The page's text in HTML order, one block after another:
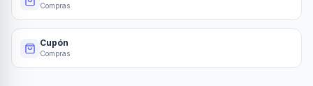
Compras
Cupón
Compras